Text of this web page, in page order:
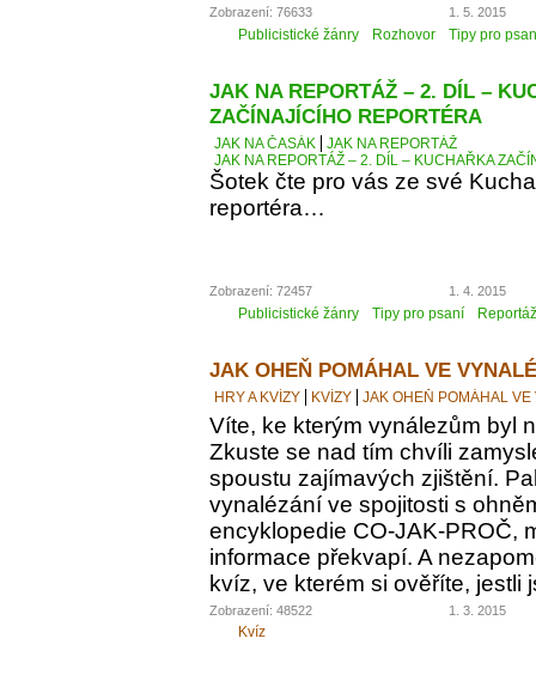
Zobrazení: 76633 1. 5. 2015
Publicistické žánry Rozhovor Tipy pro
JAK NA REPORTÁŽ – 2. DÍL –
ZAČÍNAJÍCÍHO REPORTÉRA
JAK NA ČASÁK
JAK NA REPORTÁŽ
JAK NA REPORTÁŽ – 2. DÍL – KUCHAŘKA
Šotek čte pro vás ze své
reportéra…
Zobrazení: 72457 1. 4. 2015
Publicistické žánry Tipy pro psaní Reportáž
JAK OHEŇ POMÁHAL VE
HRY A KVÍZY KVÍZY JAK OHEŇ POMÁHAL VE
Víte, ke kterým vynálezům byl
Zkuste se nad tím chvíli
spoustu zajímavých zjištění.
vynalézání ve spojitosti s
encyklopedie CO-JAK-PROČ,
informace překvapí. A
kvíz, ve kterém si ověříte, jestli
Zobrazení: 48522 1. 3. 2015
Kvíz